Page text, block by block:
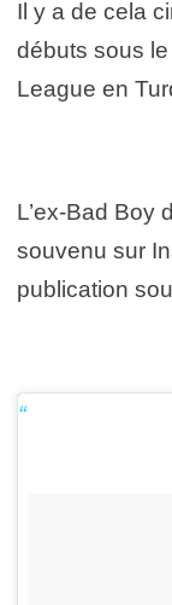
Il y a de cela
débuts sous
League en
L’ex-Bad Boy
souvenu sur
publication